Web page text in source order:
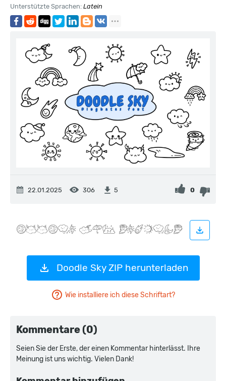
Unterstützte Sprachen: Latein
22.01.2025 306 5 0
Doodle Sky ZIP herunterladen
Wie installiere ich diese Schriftart?
Kommentare (0)
Seien Sie der Erste, der einen Kommentar hinterlässt. Ihre
Meinung ist uns wichtig. Vielen Dank!